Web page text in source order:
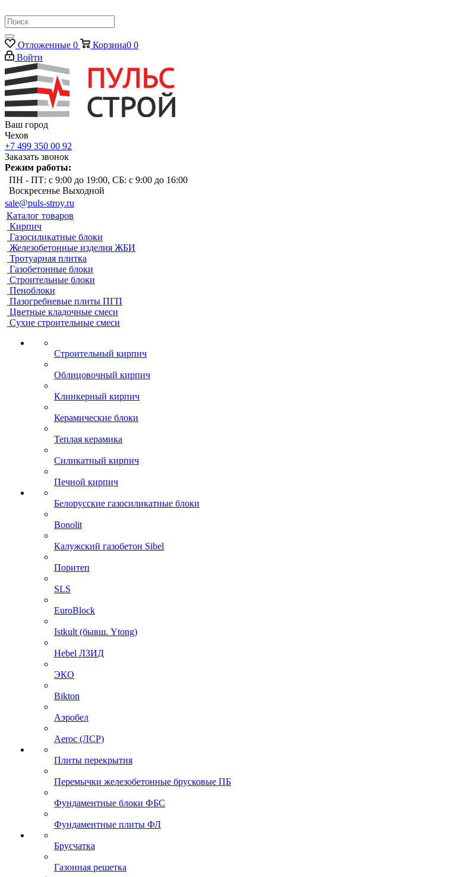
Отложенные 0 Корзина0 0
Войти
Ваш город
Чехов
+7 499 350 00 92
Заказать звонок
Режим работы:
ПН - ПТ: с 9:00 до 19:00, СБ: с 9:00 до 16:00
Воскресенье Выходной
sale@puls-stroy.ru
Каталог товаров
Кирпич
Газосиликатные блоки
Железобетонные изделия ЖБИ
Тротуарная плитка
Газобетонные блоки
Строительные блоки
Пеноблоки
Пазогребневые плиты ПГП
Цветные кладочные смеси
Сухие строительные смеси
Строительный кирпич
Облицовочный кирпич
Клинкерный кирпич
Керамические блоки
Теплая керамика
Силикатный кирпич
Печной кирпич
Белорусские газосиликатные блоки
Bonolit
Калужский газобетон Sibel
Поритеп
SLS
EuroBlock
Istkult (бывш. Ytong)
Hebel ЛЗИД
ЭКО
Bikton
Аэробел
Aeroc (ЛСР)
Плиты перекрытия
Перемычки железобетонные брусковые ПБ
Фундаментные блоки ФБС
Фундаментные плиты ФЛ
Брусчатка
Газонная решетка